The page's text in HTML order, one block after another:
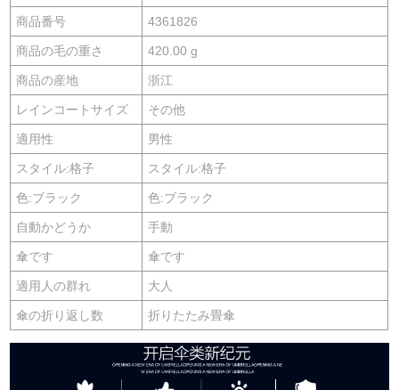
商品番号 4361826
商品の毛の重さ 420.00 g
商品の産地 浙江
レインコートサイズ その他
適用性 男性
スタイル:格子 スタイル:格子
色:ブラック 色:ブラック
自動かどうか 手動
傘です 傘です
適用人の群れ 大人
傘の折り返し数 折りたたみ畳傘